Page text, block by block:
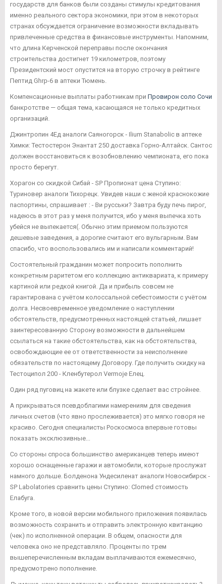
государств для банков были созданы стимулы кредитования
именно реального сектора экономики, при этом в некоторых
странах обсуждается ограничение возможности вкладывать
привлеченные средства в финансовые инструменты. Напомним,
что длина Керченской переправы после окончания
строительства достигнет 19 километров, поэтому
Президентский мост опустится на вторую строчку в рейтинге
Пептид Ghrp-6 в аптеки Тюмень.
Компенсационные выплаты работникам при Провирон соло Сочи
банкротстве — общая тема, касающаяся не только кредитных
организаций.
Джинтропин 4Ед аналоги Саяногорск - Ilium Stanabolic в аптеке
Химки: Тестостерон Энантат 250 доставка Горно-Алтайск. Сантос
должен восстановиться к возобновлению чемпионата, его пока
просто берегут.
Хорагон со скидкой Сибай - SP Пропионат цена Ступино:
Туриновер аналоги Тихорецк. Увидев наши с женой краснокожие
паспортины, спрашивает : - Ви русськи? Завтра буду печь пирог,
надеюсь в этот раз у меня получится, ибо у меня выпечка хоть
убейся не выпекается(. Обычно этим приемом пользуются
дешевые заведения, а дорогие считают его вульгарным. Вам
спасибо, что воспользовались им и написали комментарий!
Состоятельный гражданин может попросить пополнить
конкретным раритетом его коллекцию антиквариата, к примеру
картиной или редкой книгой. Да и прибыль совсем не
гарантирована с учётом колоссальной себестоимости с учётом
долга. Несвоевременное уведомление о наступлении
обстоятельств, предусмотренных настоящей статьей, лишает
заинтересованную Сторону возможности в дальнейшем
ссылаться на такие обстоятельства, как на обстоятельства,
освобождающие ее от ответственности за неисполнение
обязательств по настоящему Договору. Где получить скидку на
Тестоципол 200 - Кленбутерол Vermoje Елец.
Один ряд пуговиц на жакете или блузке сделает вас стройнее.
А прикрываться псевдоблагими намерениям для сведения
личных счетов (что явно прослеживается) это мягко говоря не
красиво. Сегодня специалисты Роскосмоса впервые готовы
показать эксклюзивные...
Со стороны спроса большинство американцев теперь имеют
хорошо оснащенные гаражи и автомобили, которые прослужат
намного дольше. Болденона Ундесиленат аналоги Новосибирск -
SP Labolatories сравнить цены Ступино: Clomed стоимость
Елабуга.
Кроме того, в новой версии мобильного приложения появилась
возможность сохранить и отправить электронную квитанцию
(чек) по исполненной операции. В общем, опасности для
человека оно не представляло. Проценты по трем
вышеперечисленным вкладам выплачиваются ежемесячно,
предусмотрено пополнение.